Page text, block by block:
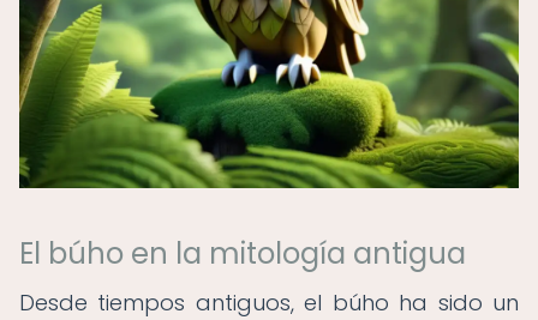
El búho en la mitología antigua
Desde tiempos antiguos, el búho ha sido un